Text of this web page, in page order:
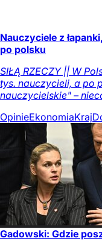
Nauczyciele z
po polsku
SIŁĄ RZECZY || W
tys. nauczycieli, a po
nauczycielskie" –
OpinieEkonomiaKraj
Gadowski: Gdzie